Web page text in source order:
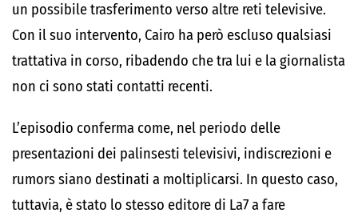
un possibile trasferimento verso altre reti televisive.
Con il suo intervento, Cairo ha però escluso qualsiasi
trattativa in corso, ribadendo che tra lui e la giornalista
non ci sono stati contatti recenti.
L’episodio conferma come, nel periodo delle
presentazioni dei palinsesti televisivi, indiscrezioni e
rumors siano destinati a moltiplicarsi. In questo caso,
tuttavia, è stato lo stesso editore di La7 a fare